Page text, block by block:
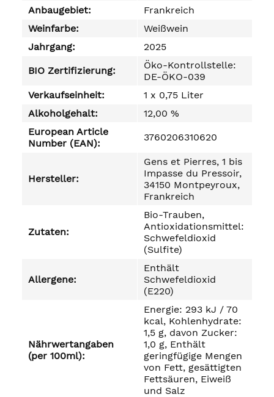
Anbaugebiet:
Frankreich
Weinfarbe:
Weißwein
Jahrgang:
2025
BIO Zertifizierung:
Öko-Kontrollstelle:
DE-ÖKO-039
Verkaufseinheit:
1 x 0,75 Liter
Alkoholgehalt:
12,00 %
European Article
Number (EAN):
3760206310620
Hersteller:
Gens et Pierres, 1 bis
Impasse du Pressoir,
34150 Montpeyroux,
Frankreich
Zutaten:
Bio-Trauben,
Antioxidationsmittel:
Schwefeldioxid
(Sulfite)
Allergene:
Enthält
Schwefeldioxid
(E220)
Nährwertangaben
(per 100ml):
Energie: 293 kJ / 70
kcal, Kohlenhydrate:
1,5 g, davon Zucker:
1,0 g, Enthält
geringfügige Mengen
von Fett, gesättigten
Fettsäuren, Eiweiß
und Salz